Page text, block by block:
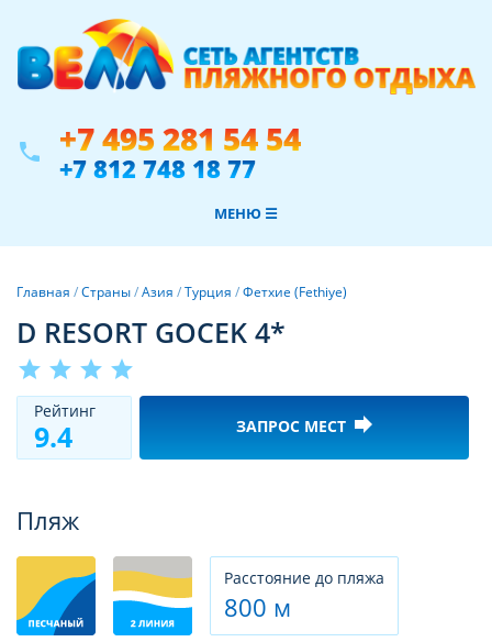
phone +7 495 281 54 54
+7 812 748 18 77
МЕНЮ ☰
Главная /Страны/Азия /Турция /Фетхие (Fethiye)
D RESORT GOCEK 4*
star star star star
Рeйтинг
9.4 ЗАПРОС МЕСТ forward
Пляж
Расстояние до пляжа
800 м